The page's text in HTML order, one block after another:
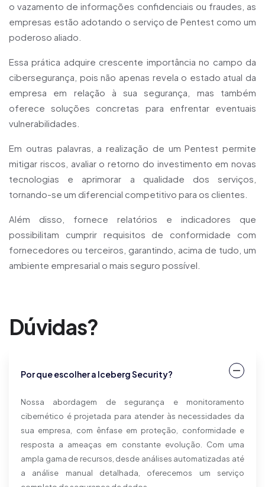
o vazamento de informações confidenciais ou fraudes, as
empresas estão adotando o serviço de Pentest como um
poderoso aliado.
Essa prática adquire crescente importância no campo da
cibersegurança, pois não apenas revela o estado atual da
empresa em relação à sua segurança, mas também
oferece soluções concretas para enfrentar eventuais
vulnerabilidades.
Em outras palavras, a realização de um Pentest permite
mitigar riscos, avaliar o retorno do investimento em novas
tecnologias e aprimorar a qualidade dos serviços,
tornando-se um diferencial competitivo para os clientes.
Além disso, fornece relatórios e indicadores que
possibilitam cumprir requisitos de conformidade com
fornecedores ou terceiros, garantindo, acima de tudo, um
ambiente empresarial o mais seguro possível.
Dúvidas?
Por que escolher a Iceberg Security?
Nossa abordagem de segurança e monitoramento
cibernético é projetada para atender às necessidades da
sua empresa, com ênfase em proteção, conformidade e
resposta a ameaças em constante evolução. Com uma
ampla gama de recursos, desde análises automatizadas até
a análise manual detalhada, oferecemos um serviço